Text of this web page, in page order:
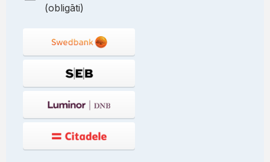
(obligāti)